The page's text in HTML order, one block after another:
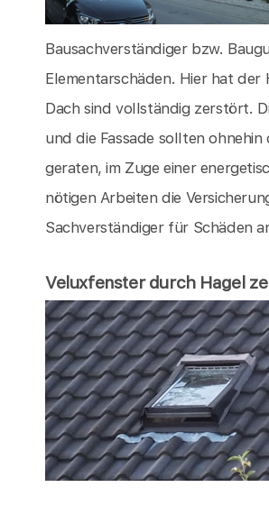
Bausachverständiger bzw.
Elementarschäden. Hier hat
Dach sind vollständig zerstört.
und die Fassade sollten
geraten, im Zuge einer
nötigen Arbeiten die
Sachverständiger für Schäden
Veluxfenster durch Hagel